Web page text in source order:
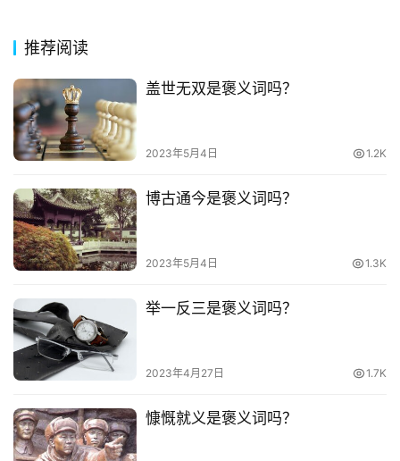
词
常
用
贺
词
网
络
热
电
影
台
其
登录
推荐阅读
盖世无双是褒义词吗？
2023年5月4日 1.2K
博古通今是褒义词吗？
2023年5月4日 1.3K
举一反三是褒义词吗？
2023年4月27日 1.7K
慷慨就义是褒义词吗？